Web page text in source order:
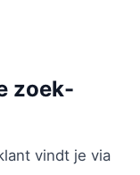
zoek-
vindt je via